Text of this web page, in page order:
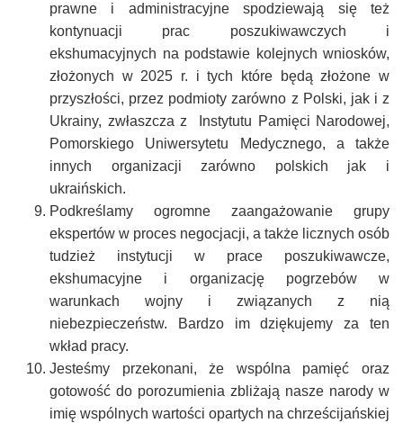
prawne i administracyjne spodziewają się też
kontynuacji prac poszukiwawczych i
ekshumacyjnych na podstawie kolejnych wniosków,
złożonych w 2025 r. i tych które będą złożone w
przyszłości, przez podmioty zarówno z Polski, jak i z
Ukrainy, zwłaszcza z Instytutu Pamięci Narodowej,
Pomorskiego Uniwersytetu Medycznego, a także
innych organizacji zarówno polskich jak i
ukraińskich.
Podkreślamy ogromne zaangażowanie grupy
ekspertów w proces negocjacji, a także licznych osób
tudzież instytucji w prace poszukiwawcze,
ekshumacyjne i organizację pogrzebów w
warunkach wojny i związanych z nią
niebezpieczeństw. Bardzo im dziękujemy za ten
wkład pracy.
Jesteśmy przekonani, że wspólna pamięć oraz
gotowość do porozumienia zbliżają nasze narody w
imię wspólnych wartości opartych na chrześcijańskiej